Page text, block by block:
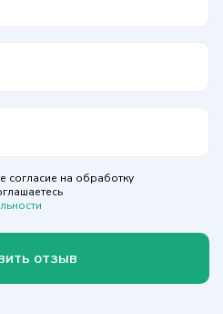
согласие на обработку
отзыв